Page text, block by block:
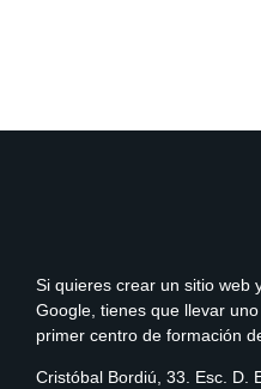
Si quieres crear un sitio web
Google, tienes que llevar
primer centro de formación
Cristóbal Bordiú, 33. Esc. D.